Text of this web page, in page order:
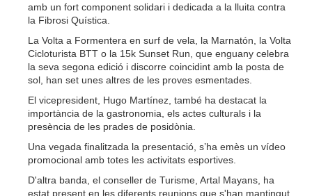
amb un fort component solidari i dedicada a la lluita contra
la Fibrosi Quística.
La Volta a Formentera en surf de vela, la Marnatón, la Volta
Cicloturista BTT o la 15k Sunset Run, que enguany celebra
la seva segona edició i discorre coincidint amb la posta de
sol, han set unes altres de les proves esmentades.
El vicepresident, Hugo Martínez, també ha destacat la
importància de la gastronomia, els actes culturals i la
presència de les prades de posidònia.
Una vegada finalitzada la presentació, s’ha emès un vídeo
promocional amb totes les activitats esportives.
D'altra banda, el conseller de Turisme, Artal Mayans, ha
estat present en les diferents reunions que s'han mantingut